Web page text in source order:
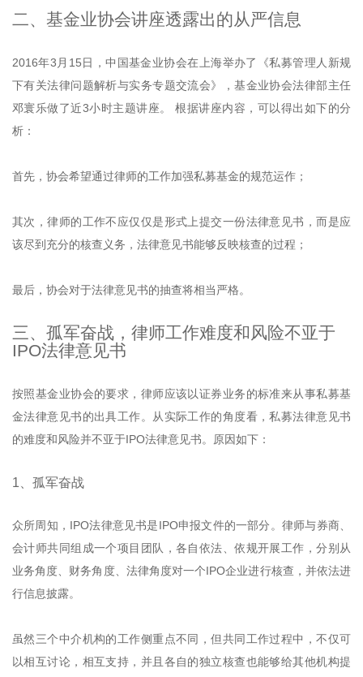
二、基金业协会讲座透露出的从严信息
2016年3月15日，中国基金业协会在上海举办了《私募管理人新规
下有关法律问题解析与实务专题交流会》，基金业协会法律部主任
邓寰乐做了近3小时主题讲座。 根据讲座内容，可以得出如下的分
析：
首先，协会希望通过律师的工作加强私募基金的规范运作；
其次，律师的工作不应仅仅是形式上提交一份法律意见书，而是应
该尽到充分的核查义务，法律意见书能够反映核查的过程；
最后，协会对于法律意见书的抽查将相当严格。
三、孤军奋战，律师工作难度和风险不亚于
IPO法律意见书
按照基金业协会的要求，律师应该以证券业务的标准来从事私募基
金法律意见书的出具工作。从实际工作的角度看，私募法律意见书
的难度和风险并不亚于IPO法律意见书。原因如下：
1、孤军奋战
众所周知，IPO法律意见书是IPO申报文件的一部分。律师与券商、
会计师共同组成一个项目团队，各自依法、依规开展工作，分别从
业务角度、财务角度、法律角度对一个IPO企业进行核查，并依法进
行信息披露。
虽然三个中介机构的工作侧重点不同，但共同工作过程中，不仅可
以相互讨论，相互支持，并且各自的独立核查也能够给其他机构提